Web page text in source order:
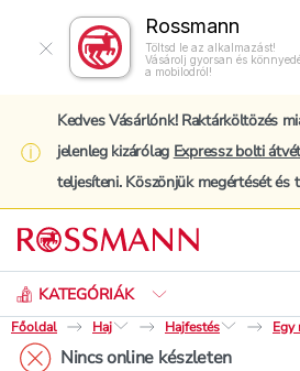
Rossmann
Töltsd le az alkalmazást!
Vásárolj gyorsan és
a mobilodról!
Kedves Vásárlónk! Raktárköltözés
jelenleg kizárólag Expressz bolti
teljesíteni. Köszönjük megértését és
KATEGÓRIÁK
Keresés
Főoldal
Haj Hajfestés Egy
Nincs online készleten